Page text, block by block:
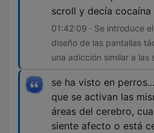
scroll y decía cocaína
01:42:09 · Se introduce
diseño de las pantallas
una adicción similar a las
se ha visto en
que se activan las
áreas del cerebro,
siente afecto o está